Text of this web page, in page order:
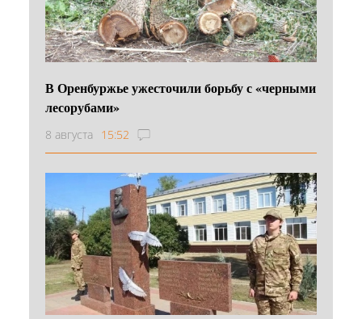
В Оренбуржье ужесточили борьбу с «черными
лесорубами»
8 августа 15:52